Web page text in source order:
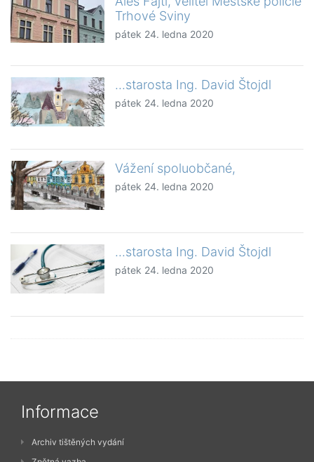
Trhové Sviny
pátek 24. ledna 2020
...starosta Ing. David Štojdl
pátek 24. ledna 2020
Vážení spoluobčané,
pátek 24. ledna 2020
...starosta Ing. David Štojdl
pátek 24. ledna 2020
Informace
Archiv tištěných vydání